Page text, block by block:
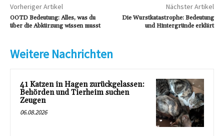
Vorheriger Artikel
OOTD Bedeutung: Alles, was du
über die Abkürzung wissen musst
Nächster Artikel
Die Wurstkatastrophe: Bedeutung
und Hintergründe erklärt
Weitere Nachrichten
41 Katzen in Hagen zurückgelassen:
Behörden und Tierheim suchen
Zeugen
06.08.2026